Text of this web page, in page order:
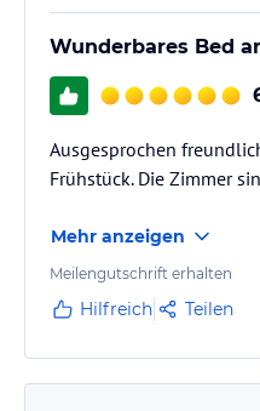
Wunderbares Bed
Ausgesprochen
Frühstück. Die Zimmer
Mehr anzeigen
Meilengutschrift erhalten
Hilfreich Teilen